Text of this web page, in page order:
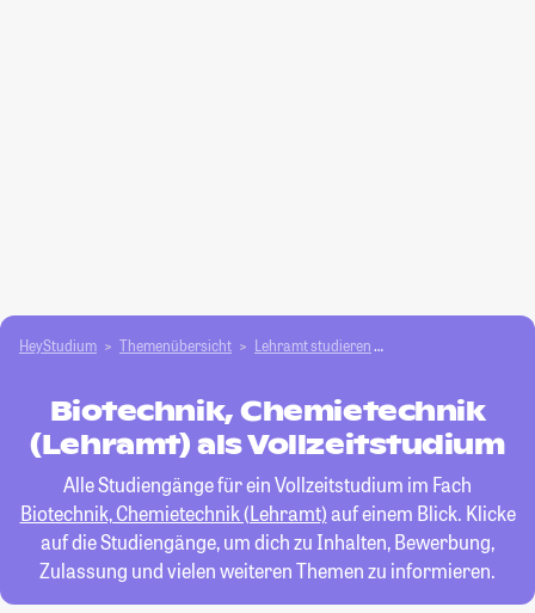
HeyStudium Themenübersicht Lehramt studieren
Biotechnik, Chemietechnik
(Lehramt) als Vollzeitstudium
Alle Studiengänge für ein Vollzeitstudium im Fach
Biotechnik, Chemietechnik (Lehramt)auf einem Blick. Klicke
auf die Studiengänge, um dich zu Inhalten, Bewerbung,
Zulassung und vielen weiteren Themen zu informieren.